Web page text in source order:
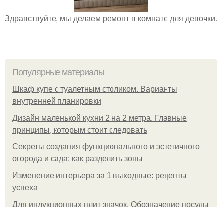
Здравствуйте, мы делаем ремонт в комнате для девочки.
Популярные материалы
Шкаф купе с туалетным столиком. Варианты
внутренней планировки
Дизайн маленькой кухни 2 на 2 метра. Главные
принципы, которым стоит следовать
Секреты создания функционального и эстетичного
огорода и сада: как разделить зоны
Изменение интерьера за 1 выходные: рецепты
успеха
Для индукционных плит значок. Обозначение посуды